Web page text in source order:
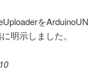
を
明示しました。